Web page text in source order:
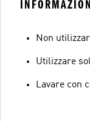
Non
Utilizzare
Lavare con